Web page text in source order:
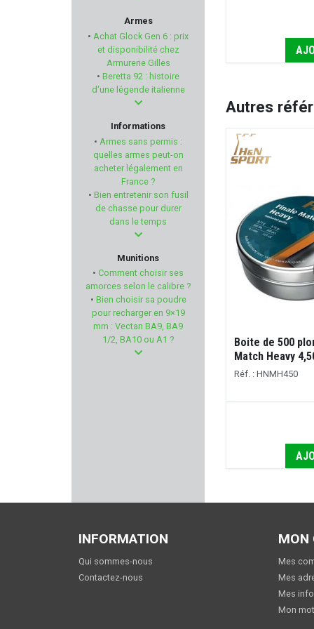
MARLIN
SHOOT AGAIN
MAGPUL
SOLOGNE
STEYR MANNLICHER
FLUNATEC
CLIPDRAW
CANIK
Armes
• Achat Glock Gen 6 : prix
et disponibilité chez
Armurerie Gilles
• Beretta 92 : histoire
d'une légende italienne
Informations
• Armes sans permis :
quelles armes peut-on
acheter légalement en
France ?
• Bien entretenir son fusil
de chasse pour durer
dans le temps
Munitions
• Comment choisir ses
amorces selon le calibre ?
• Bien choisir sa poudre
pour recharger en 9×19
mm : Vectan BA9, BA9
1/2, BA10 ou A1 ?
Autres
Boite de 500
Match Heavy
Réf. : HNMH450
INFORMATION
Qui sommes-nous
Contactez-nous
MON
Mes
Mes
Mes
Mon